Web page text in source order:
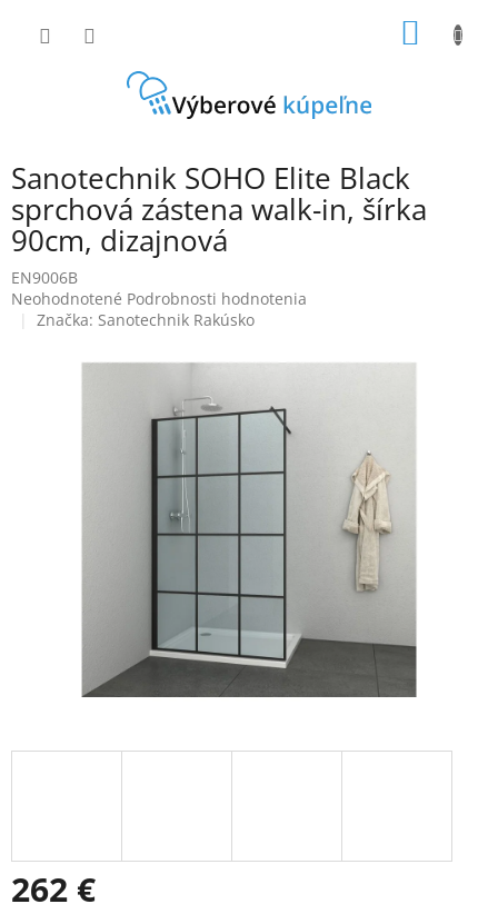
Sanotechnik SOHO Elite Black
sprchová zástena walk-in, šírka
90cm, dizajnová
EN9006B
Priemerné
hodnotenie
Neohodnotené Podrobnosti hodnotenia
Značka: Sanotechnik Rakúsko
262 €